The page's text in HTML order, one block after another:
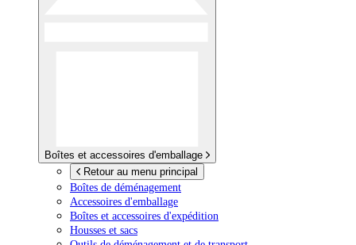
Boîtes et accessoires d'emballage
Retour au menu principal
Boîtes de déménagement
Accessoires d'emballage
Boîtes et accessoires d'expédition
Housses et sacs